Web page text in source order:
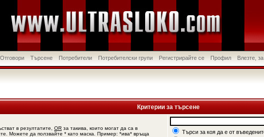
Търсене Потребители Потребителски групи Регистрирайте се Профил Влезте,
Критерии за търсене
в резултатите, OR за такива, които могат да са в
Можете да ползвайте * като маска. Пример: *ива* връща
Търси за коя да е от